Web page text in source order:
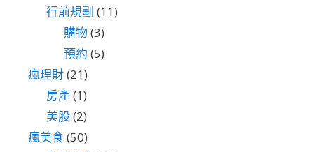
行前規劃 (11)
購物(3)
預約 (5)
瘋理財(21)
房產 (1)
美股(2)
瘋美食(50)